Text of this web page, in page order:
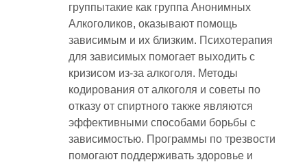
группытакие как группа Анонимных
Алкоголиков, оказывают помощь
зависимым и их близким. Психотерапия
для зависимых помогает выходить с
кризисом из-за алкоголя. Методы
кодирования от алкоголя и советы по
отказу от спиртного также являются
эффективными способами борьбы с
зависимостью. Программы по трезвости
помогают поддерживать здоровье и